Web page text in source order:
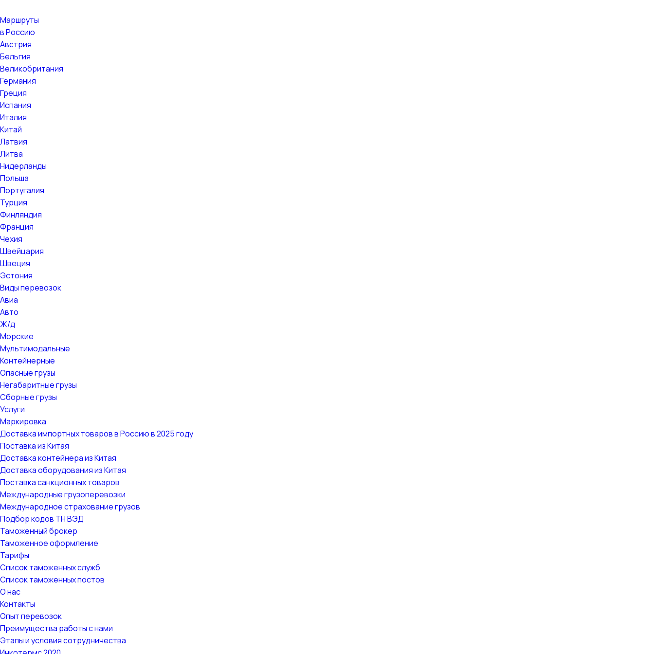
Маршруты
в Россию
Австрия
Бельгия
Великобритания
Германия
Греция
Испания
Италия
Китай
Латвия
Литва
Нидерланды
Польша
Португалия
Турция
Финляндия
Франция
Чехия
Швейцария
Швеция
Эстония
Виды перевозок
Авиа
Авто
Ж/д
Морские
Мультимодальные
Контейнерные
Опасные грузы
Негабаритные грузы
Сборные грузы
Услуги
Маркировка
Доставка импортных товаров в Россию в 2025 году
Поставка из Китая
Доставка контейнера из Китая
Доставка оборудования из Китая
Поставка санкционных товаров
Международные грузоперевозки
Международное страхование грузов
Подбор кодов ТН ВЭД
Таможенный брокер
Таможенное оформление
Тарифы
Список таможенных служб
Список таможенных постов
О нас
Контакты
Опыт перевозок
Преимущества работы с нами
Этапы и условия сотрудничества